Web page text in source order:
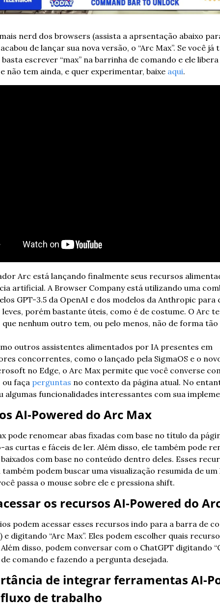
nerd dos browsers (assista a aprsentação abaixo
de lançar sua nova versão, o “Arc Max”. Se você já
escrever “max” na barrinha de comando e ele libera
não tem ainda, e quer experimentar, baixe aqui.
Arc está lançando finalmente seus recursos
artificial. A Browser Company está utilizando uma
GPT-3.5 da OpenAI e dos modelos da Anthropic
porém bastante úteis, como é de costume. O Arc
nenhum outro tem, ou pelo menos, não de forma
outros assistentes alimentados por IA presentes em
concorrentes, como o lançado pela SigmaOS e o
ou faça perguntas no contexto da página atual. No
algumas funcionalidades interessantes com sua
AI-Powered do Arc Max
pode renomear abas fixadas com base no título da
as curtas e fáceis de ler. Além disso, ele também pode
com base no conteúdo dentro deles. Esses
podem buscar uma visualização resumida de um
passa o mouse sobre ele e pressiona shift.
os recursos AI-Powered do
podem acessar esses recursos indo para a barra de
e digitando “Arc Max”. Eles podem escolher quais
disso, podem conversar com o ChatGPT digitando
comando e fazendo a pergunta desejada.
de integrar ferramentas AI-
de trabalho